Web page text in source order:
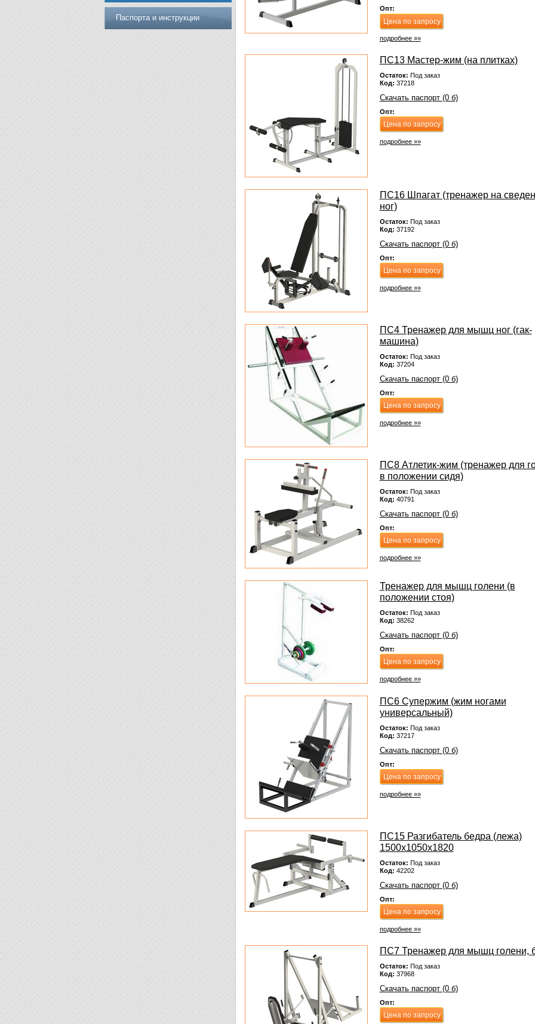
Опт:
Цена по запросу
подробнее »»
ПС13 Мастер-жим (на плитках)
Остаток: Под заказ
Код: 37218
Скачать паспорт (0 б)
Опт:
Цена по запросу
подробнее »»
ПС16 Шпагат (тренажер на
ног)
Остаток: Под заказ
Код: 37192
Скачать паспорт (0 б)
Опт:
Цена по запросу
подробнее »»
ПС4 Тренажер для мышц ног (гак-
машина)
Остаток: Под заказ
Код: 37204
Скачать паспорт (0 б)
Опт:
Цена по запросу
подробнее »»
ПС8 Атлетик-жим (тренажер для
в положении сидя)
Остаток: Под заказ
Код: 40791
Скачать паспорт (0 б)
Опт:
Цена по запросу
подробнее »»
Тренажер для мышц голени (в
положении стоя)
Остаток: Под заказ
Код: 38262
Скачать паспорт (0 б)
Опт:
Цена по запросу
подробнее »»
ПС6 Супержим (жим ногами
универсальный)
Остаток: Под заказ
Код: 37217
Скачать паспорт (0 б)
Опт:
Цена по запросу
подробнее »»
ПС15 Разгибатель бедра (лежа)
1500х1050х1820
Остаток: Под заказ
Код: 42202
Скачать паспорт (0 б)
Опт:
Цена по запросу
подробнее »»
ПС7 Тренажер для мышц голени,
Остаток: Под заказ
Код: 37968
Скачать паспорт (0 б)
Опт:
Цена по запросу
Паспорта и инструкции